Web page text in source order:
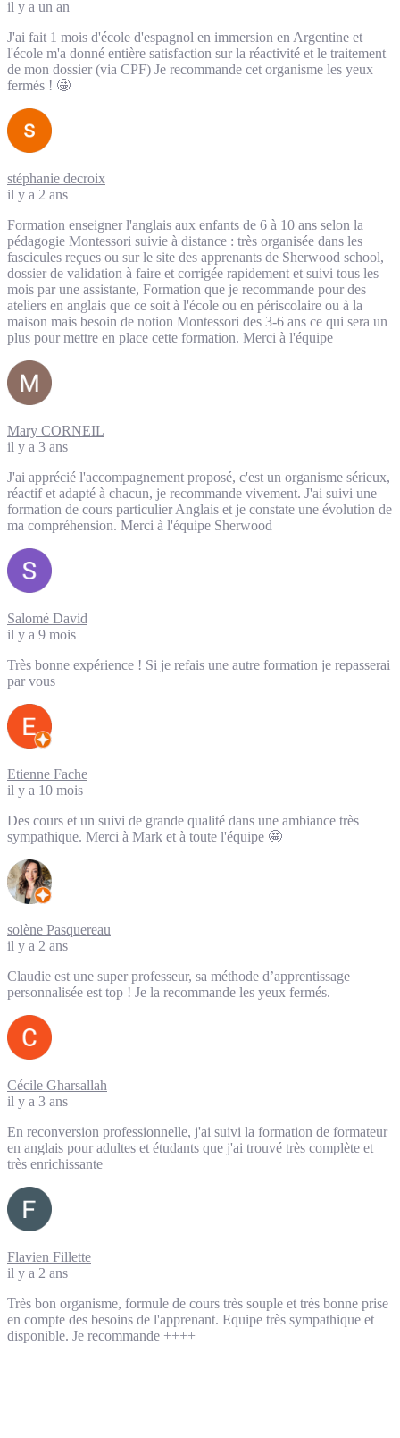
il y a un an
J'ai fait 1 mois d'école d'espagnol en immersion en Argentine et
l'école m'a donné entière satisfaction sur la réactivité et le traitement
de mon dossier (via CPF) Je recommande cet organisme les yeux
fermés ! 🤩
stéphanie decroix
il y a 2 ans
Formation enseigner l'anglais aux enfants de 6 à 10 ans selon la
pédagogie Montessori suivie à distance : très organisée dans les
fascicules reçues ou sur le site des apprenants de Sherwood school,
dossier de validation à faire et corrigée rapidement et suivi tous les
mois par une assistante, Formation que je recommande pour des
ateliers en anglais que ce soit à l'école ou en périscolaire ou à la
maison mais besoin de notion Montessori des 3-6 ans ce qui sera un
plus pour mettre en place cette formation. Merci à l'équipe
Mary CORNEIL
il y a 3 ans
J'ai apprécié l'accompagnement proposé, c'est un organisme sérieux,
réactif et adapté à chacun, je recommande vivement. J'ai suivi une
formation de cours particulier Anglais et je constate une évolution de
ma compréhension. Merci à l'équipe Sherwood
Salomé David
il y a 9 mois
Très bonne expérience ! Si je refais une autre formation je repasserai
par vous
Etienne Fache
il y a 10 mois
Des cours et un suivi de grande qualité dans une ambiance très
sympathique. Merci à Mark et à toute l'équipe 🤩
solène Pasquereau
il y a 2 ans
Claudie est une super professeur, sa méthode d’apprentissage
personnalisée est top ! Je la recommande les yeux fermés.
Cécile Gharsallah
il y a 3 ans
En reconversion professionnelle, j'ai suivi la formation de formateur
en anglais pour adultes et étudants que j'ai trouvé très complète et
très enrichissante
Flavien Fillette
il y a 2 ans
Très bon organisme, formule de cours très souple et très bonne prise
en compte des besoins de l'apprenant. Equipe très sympathique et
disponible. Je recommande ++++